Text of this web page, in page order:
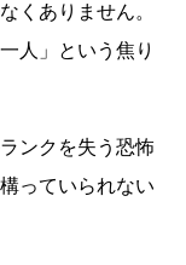
くありません。
人」という焦り
ンクを失う恐怖
っていられない